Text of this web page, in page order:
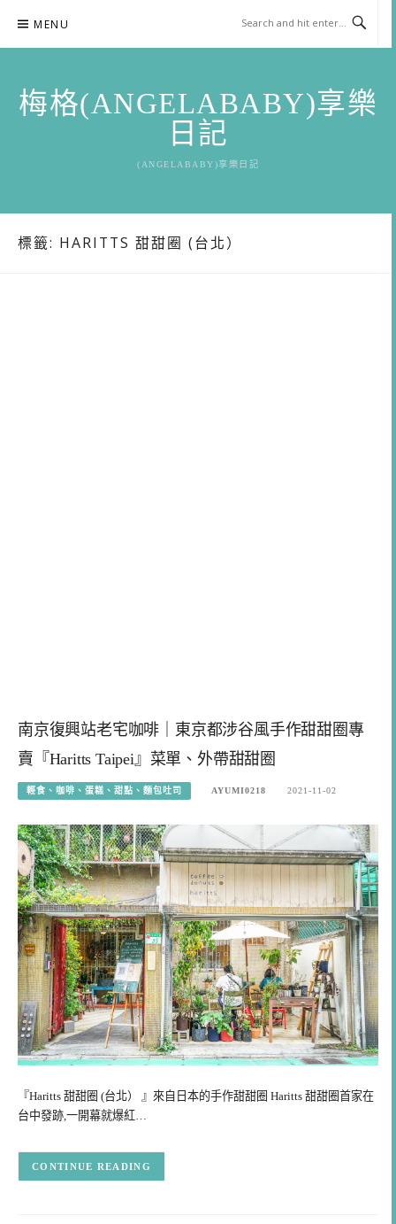
content
MENU
梅格(ANGELABABY)享樂
日記
(ANGELABABY)享樂日記
標籤: HARITTS 甜甜圈 (台北）
南京復興站老宅咖啡｜東京都涉谷風手作甜甜圈專
賣『Haritts Taipei』菜單、外帶甜甜圈
輕食、咖啡、蛋糕、甜點、麵包吐司 AYUMI0218 2021-11-02
『Haritts 甜甜圈 (台北） 』來自日本的手作甜甜圈 Haritts 甜甜圈首家在
台中發跡,一開幕就爆紅…
CONTINUE READING